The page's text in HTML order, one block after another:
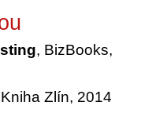
, BizBooks,
Zlín, 2014